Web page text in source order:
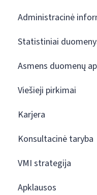
Administracinė
Statistiniai
Asmens duomenų
Viešieji pirkimai
Karjera
Konsultacinė taryba
VMI strategija
Apklausos